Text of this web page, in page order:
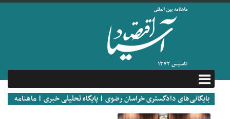
بایگانی‌های دادگستری خراسان رضوی | پایگاه تحلیلی خبری | ماهنامه
اقتصاد آسیا